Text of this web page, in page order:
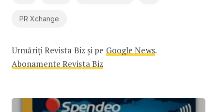
PR Xchange
Urmăriți Revista Biz și pe Google News.
Abonamente Revista Biz